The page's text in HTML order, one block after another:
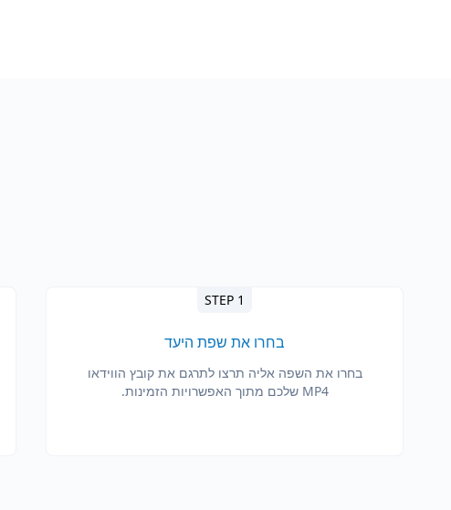
STEP 1
בחרו את שפת היעד
בחרו את השפה אליה תרצו לתרגם את קובץ הווידאו
MP4 שלכם מתוך האפשרויות הזמינות.